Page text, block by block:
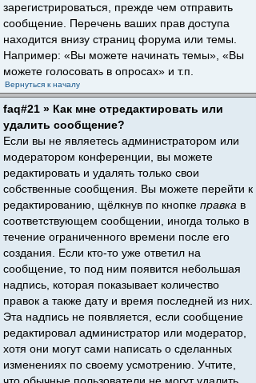
зарегистрироваться, прежде чем отправить
сообщение. Перечень ваших прав доступа
находится внизу страниц форума или темы.
Например: «Вы можете начинать темы», «Вы
можете голосовать в опросах» и т.п.
Вернуться к началу
faq#21 » Как мне отредактировать или
удалить сообщение?
Если вы не являетесь администратором или
модератором конференции, вы можете
редактировать и удалять только свои
собственные сообщения. Вы можете перейти к
редактированию, щёлкнув по кнопке правка в
соответствующем сообщении, иногда только в
течение ограниченного времени после его
создания. Если кто-то уже ответил на
сообщение, то под ним появится небольшая
надпись, которая показывает количество
правок а также дату и время последней из них.
Эта надпись не появляется, если сообщение
редактировал администратор или модератор,
хотя они могут сами написать о сделанных
изменениях по своему усмотрению. Учтите,